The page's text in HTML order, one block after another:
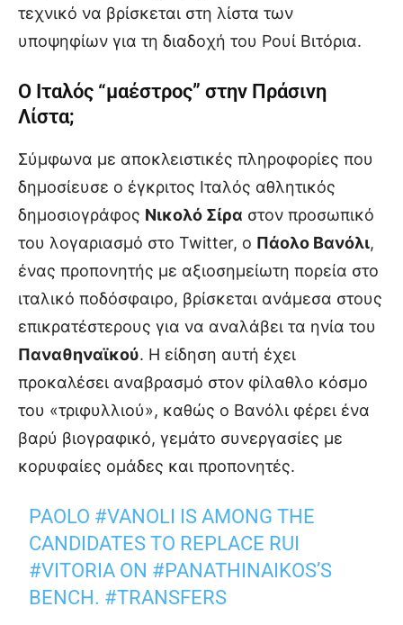
τεχνικό να βρίσκεται στη λίστα των
υποψηφίων για τη διαδοχή του Ρουί Βιτόρια.
Ο Ιταλός “μαέστρος” στην Πράσινη
Λίστα;
Σύμφωνα με αποκλειστικές πληροφορίες που
δημοσίευσε ο έγκριτος Ιταλός αθλητικός
δημοσιογράφος Νικολό Σίρα στον προσωπικό
του λογαριασμό στο Twitter, ο Πάολο Βανόλι,
ένας προπονητής με αξιοσημείωτη πορεία στο
ιταλικό ποδόσφαιρο, βρίσκεται ανάμεσα στους
επικρατέστερους για να αναλάβει τα ηνία του
Παναθηναϊκού. Η είδηση αυτή έχει
προκαλέσει αναβρασμό στον φίλαθλο κόσμο
του «τριφυλλιού», καθώς ο Βανόλι φέρει ένα
βαρύ βιογραφικό, γεμάτο συνεργασίες με
κορυφαίες ομάδες και προπονητές.
PAOLO #VANOLI
IS AMONG THE
CANDIDATES TO REPLACE RUI
#VITORIA ON #PANATHINAIKOS’S
BENCH. #TRANSFERS